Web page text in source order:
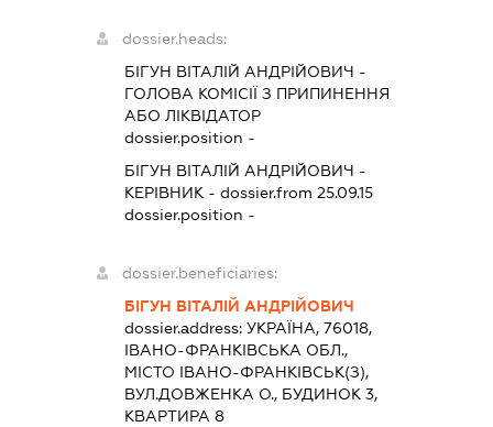
dossier.heads:
БІГУН ВІТАЛІЙ АНДРІЙОВИЧ -
ГОЛОВА КОМІСІЇ З ПРИПИНЕННЯ
АБО ЛІКВІДАТОР
dossier.position -
БІГУН ВІТАЛІЙ АНДРІЙОВИЧ -
КЕРІВНИК - dossier.from 25.09.15
dossier.position -
dossier.beneficiaries:
БІГУН ВІТАЛІЙ АНДРІЙОВИЧ
dossier.address: УКРАЇНА, 76018,
ІВАНО-ФРАНКІВСЬКА ОБЛ.,
МІСТО ІВАНО-ФРАНКІВСЬК(З),
ВУЛ.ДОВЖЕНКА О., БУДИНОК 3,
КВАРТИРА 8